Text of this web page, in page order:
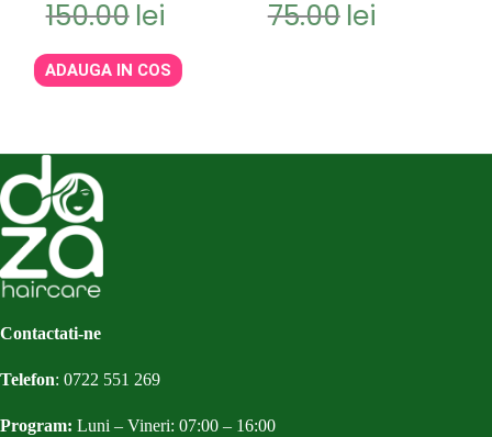
150.00 lei
inițial
fost:
150.00lei.
curent
112.50lei.
ADAUGA IN COS
75.00 lei
inițial
curent
Contactati-ne
Telefon: 0722 551 269
Program: Luni – Vineri: 07:00 – 16:00